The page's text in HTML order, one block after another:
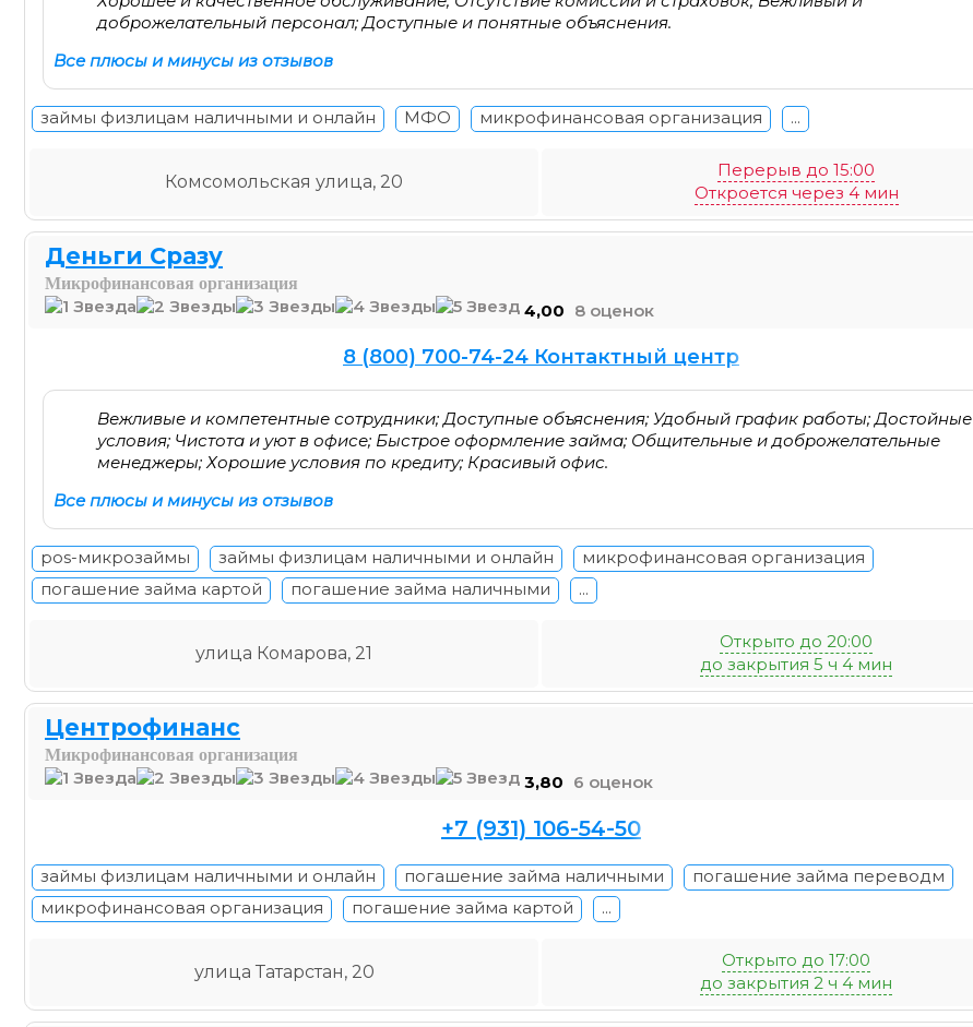
доброжелательный персонал; Доступные и понятные объяснения.
Все плюсы и минусы из отзывов
займы физлицам наличными и онлайн МФО микрофинансовая организация ...
Комсомольская улица, 20
Перерыв до 15:00
Откроется через 4 мин
Деньги Сразу
Микрофинансовая организация
4,00 8 оценок
8 (800) 700-74-24 Контактный центр
Вежливые и компетентные сотрудники; Доступные объяснения; Удобный график работы; Достойные
условия; Чистота и уют в офисе; Быстрое оформление займа; Общительные и доброжелательные
менеджеры; Хорошие условия по кредиту; Красивый офис.
Все плюсы и минусы из отзывов
pos-микрозаймы займы физлицам наличными и онлайн
микрофинансовая организация
погашение займа картой
погашение займа наличными ...
улица Комарова, 21
Открыто до 20:00
до закрытия 5 ч 4 мин
Центрофинанс
Микрофинансовая организация
3,80 6 оценок
+7 (931) 106-54-50
займы физлицам наличными и онлайн погашение займа наличными
погашение займа переводм
микрофинансовая организация
погашение займа картой ...
улица Татарстан, 20
Открыто до 17:00
до закрытия 2 ч 4 мин